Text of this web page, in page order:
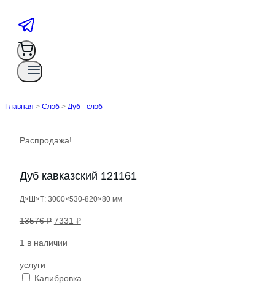
Главная > Слэб > Дуб - слэб
Распродажа!
Дуб кавказский 121161
Д×Ш×Т: 3000×530-820×80 мм
13576₽ Первоначальная
составляла
7331 ₽Текущая
1 в наличии
услуги
Калибровка